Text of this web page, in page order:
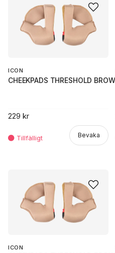
ICON
CHEEKPADS THRESHOLD
229 kr
Bevaka
ICON